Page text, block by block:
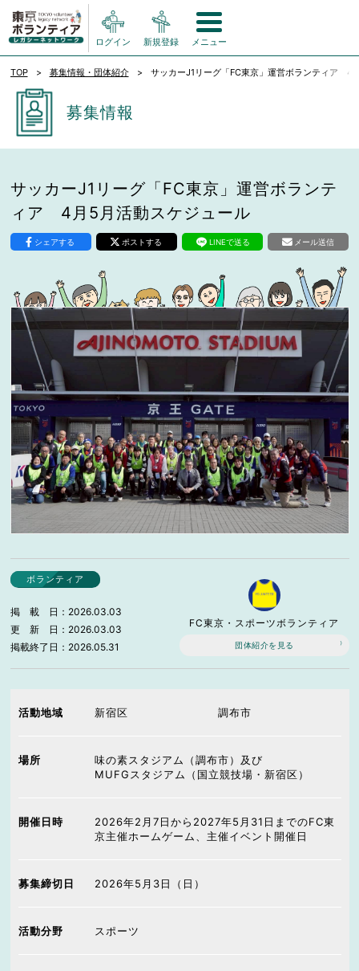
ログイン 新規登録 メニュー
TOP 募集情報・団体紹介 サッカーJ1リーグ「FC東京」運営ボランティア 4
募集情報
サッカーJ1リーグ「FC東京」運営ボランテ
ィア 4月5月活動スケジュール
シェアする ポストする LINEで送る メール送信
ボランティア
掲載日
2026.03.03
更新日
2026.03.03
掲載終了日
2026.05.31
FC東京・スポーツボランティア
団体紹介を見る
活動地域 新宿区 調布市
場所
味の素スタジアム（調布市）及び
MUFGスタジアム（国立競技場・新宿区）
開催日時
2026年2月7日から2027年5月31日までのFC東
京主催ホームゲーム、主催イベント開催日
募集締切日 2026年5月3日（日）
活動分野 スポーツ